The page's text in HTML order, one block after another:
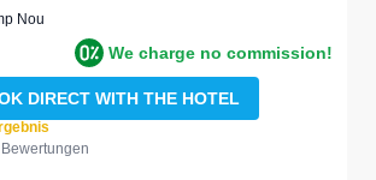
Nou
We charge no commission!
DIRECT WITH THE HOTEL